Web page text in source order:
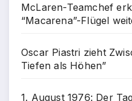
McLaren-Teamchef
“Macarena”-Flügel
Oscar Piastri zieht
Tiefen als Höhen”
1. August 1976: Der